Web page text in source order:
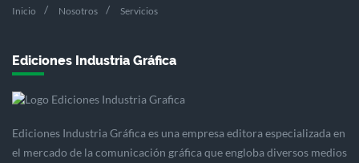
Inicio Nosotros Servicios
Ediciones Industria Gráfica
Ediciones Industria Gráfica es una empresa editora especializada en
el mercado de la comunicación gráfica que engloba diversos medios